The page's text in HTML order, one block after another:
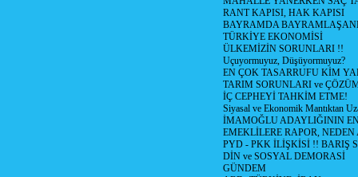
RANT KAPISI, HAK KAPISI
BAYRAMDA
TÜRKİYE EKONOMİSİ
ÜLKEMİZİN SORUNLARI !!
Uçuyormuyuz, Düşüyormuyuz?
EN ÇOK TASARRUFU KİM
TARIM SORUNLARI ve
İÇ CEPHEYİ TAHKİM ETME!
Siyasal ve Ekonomik Mantıktan
İMAMOĞLU ADAYLIĞININ
EMEKLİLERE RAPOR,
PYD - PKK İLİŞKİSİ !! BARIŞ
DİN ve SOSYAL DEMORASİ
GÜNDEM